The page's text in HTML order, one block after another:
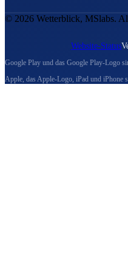
© 2026 Wetterblick, MSlabs.
Website-Status
Google Play und das Google Play-Logo
Apple, das Apple-Logo, iPad und iPhone